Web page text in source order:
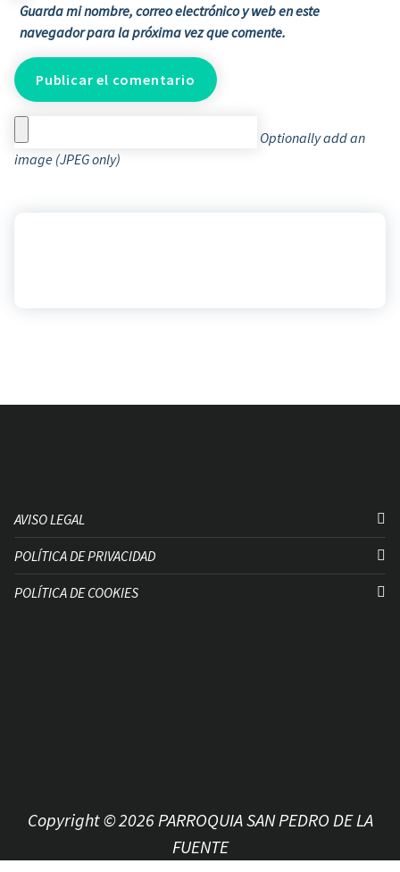
Guarda mi nombre, correo electrónico y web en este
navegador para la próxima vez que comente.
Optionally add an
image (JPEG only)
AVISO LEGAL
POLÍTICA DE PRIVACIDAD
POLÍTICA DE COOKIES
Copyright © 2026 PARROQUIA SAN PEDRO DE LA
FUENTE